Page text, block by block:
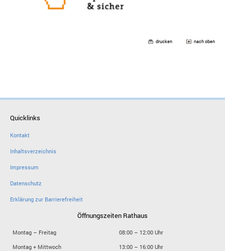
drucken nach oben
Quicklinks
Kontakt
Inhaltsverzeichnis
Impressum
Datenschutz
Erklärung zur Barrierefreiheit
Öffnungszeiten Rathaus
Montag – Freitag
08:00 – 12:00 Uhr
Montag + Mittwoch
13:00 – 16:00 Uhr